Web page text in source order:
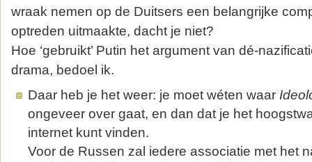
wraak nemen op de Duitsers een belangrijke
optreden uitmaakte, dacht je niet?
Hoe ‘gebruikt’ Putin het argument van dé-
drama, bedoel ik.
Daar heb je het weer: je moet wéten waar
ongeveer over gaat, en dan dat je het
internet kunt vinden.
Voor de Russen zal iedere associatie met het